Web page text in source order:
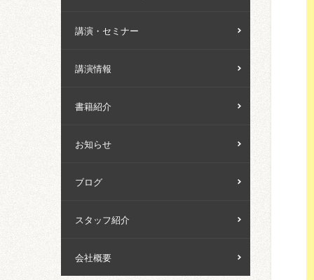
講演・セミナー
講演情報
書籍紹介
お知らせ
ブログ
スタッフ紹介
会社概要